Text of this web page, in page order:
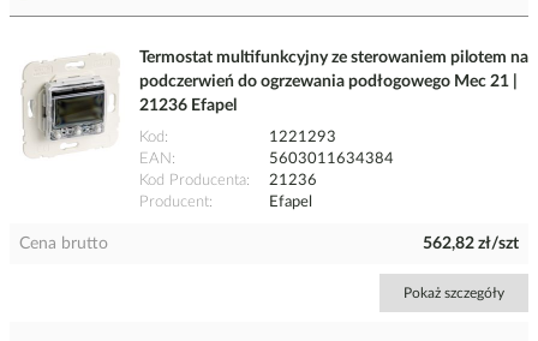
Termostat multifunkcyjny ze sterowaniem pilotem na
podczerwień do ogrzewania podłogowego Mec 21 |
21236 Efapel
Kod
1221293
EAN
5603011634384
Kod Producenta
21236
Producent
Efapel
Cena brutto 562,82 zł/szt
Pokaż szczegóły